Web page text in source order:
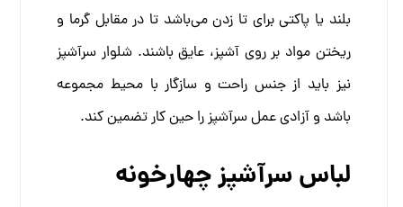
بلند یا پاکتی برای تا زدن می‌باشد تا در مقابل گرما و
ریختن مواد بر روی آشپز، عایق باشند. شلوار سرآشپز
نیز باید از جنس راحت و سازگار با محیط مجموعه
باشد و آزادی عمل سرآشپز را حین کار تضمین کند.
لباس سرآشپز چهارخونه